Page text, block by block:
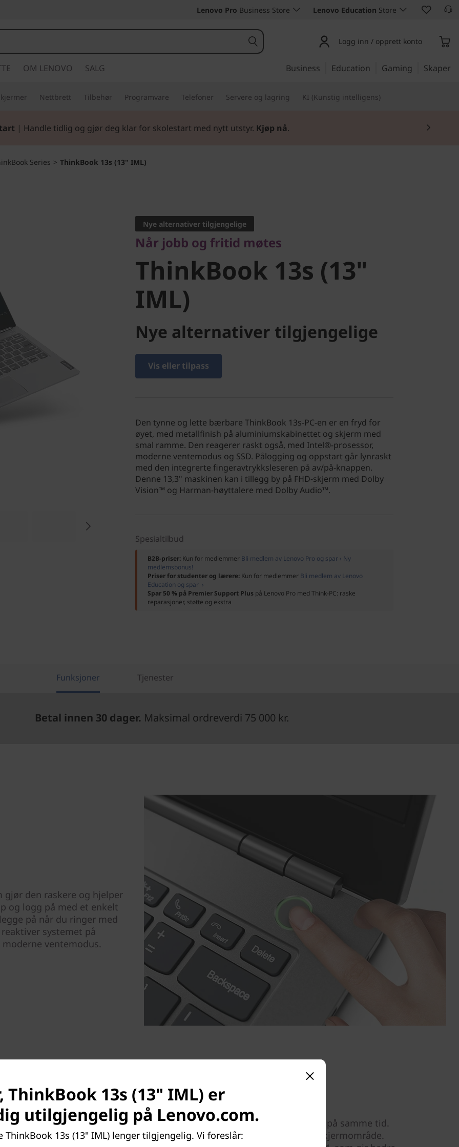
Lenovo Pro Business Store Lenovo Education Store
Logg inn / opprett konto
OM LENOVO SALG Business Education Gaming Skaper
Nettbrett Tilbehør Programvare Telefoner Servere og lagring KI (Kunstig intelligens)
| Handle tidlig og gjør deg klar for skolestart med nytt utstyr. Kjøp nå.
Series > ThinkBook 13s (13" IML)
ThinkBook 13s (13"
IML)
Nye alternativer tilgjengelige
Når jobb og fritid møtes
ThinkBook 13s (13"
IML)
Nye alternativer tilgjengelige
Vis eller tilpass
Den tynne og lette bærbare ThinkBook 13s-PC-en er en fryd for
øyet, med metallfinish på aluminiumskabinettet og skjerm med
smal ramme. Den reagerer raskt også, med Intel®-prosessor,
moderne ventemodus og SSD. Pålogging og oppstart går lynraskt
med den integrerte fingeravtrykksleseren på av/på-knappen.
Denne 13,3" maskinen kan i tillegg by på FHD-skjerm med Dolby
Vision™ og Harman-høyttalere med Dolby Audio™.
Spesialtilbud
B2B-priser: Kun for medlemmer Bli medlem av Lenovo Pro og spar › Ny
medlemsbonus!
Priser for studenter og lærere: Kun for medlemmer Bli medlem av Lenovo
Education og spar ›
Spar 50 % på Premier Support Plus på Lenovo Pro med Think-PC: raske
reparasjoner, støtte og ekstra
Funksjoner Tjenester
Betal innen 30 dager. Maksimal ordreverdi 75 000 kr.
gjør den raskere og hjelper
og logg på med et enkelt
på når du ringer med
systemet på
ventemodus.
Blendende vakker
Skjermen på ThinkBook 13s er flott og funksjonell på samme tid.
Den 5,5 mm smale rammen gjør at du får større skjermområde.
ThinkBook 13s (13" IML) er
utilgjengelig på Lenovo.com.
ThinkBook 13s (13" IML) lenger tilgjengelig. Vi foreslår: